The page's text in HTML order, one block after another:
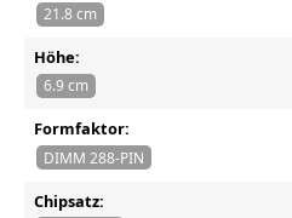
21.8 cm
Höhe:
6.9 cm
Formfaktor:
DIMM 288-PIN
Chipsatz: